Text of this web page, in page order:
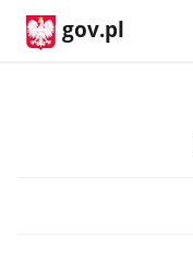
gov.pl